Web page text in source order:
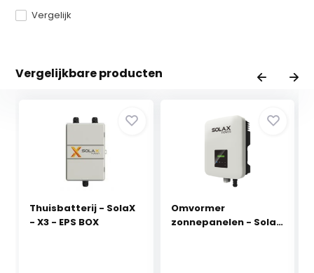
Vergelijk
Vergelijkbare producten
Thuisbatterij - SolaX
- X3 - EPS BOX
Omvormer
zonnepanelen - SolaX